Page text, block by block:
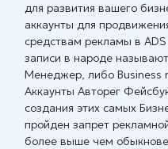
для развития вашего
аккаунты для
средствам рекламы в
записи в народе
Менеджер, либо Business
Аккаунты Авторег
создания этих самых
пройден запрет
более выше чем